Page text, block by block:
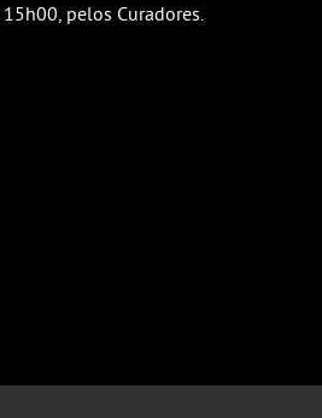
pelos Curadores.